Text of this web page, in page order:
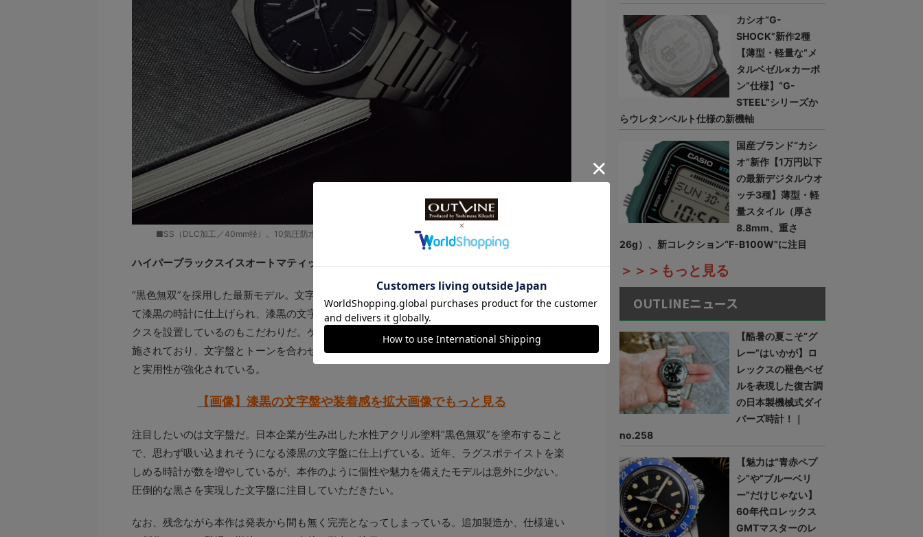
■SS（DLC加工／40mm径）。10気圧防水。自動巻き（セリタ社製Cal.SW200）。18万7000円（完売）
ハイパーブラックスイスオートマティック
“黒色無双”を採用した最新モデル。文字盤は可視光域全反射率は0.6%という特殊な塗料によっ
て漆黒の時計に仕上げられ、漆黒の文字盤に合わせて、ブラックコーティングの針とインデッ
クスを設置しているのもこだわりだ。ケースと一体型ブレスレットにはDLCブラックコートが
施されており、文字盤とトーンを合わせたオールブラックのデザインを際立たせつつ、耐傷性
と実用性が強化されている。
【画像】漆黒の文字盤や装着感を拡大画像でもっと見る
注目したいのは文字盤だ。日本企業が生み出した水性アクリル塗料“黒色無双”を塗布すること
で、思わず吸い込まれそうになる漆黒の文字盤に仕上げている。近年、ラグスポテイストを楽
しめる時計が数を増やしているが、本作のように個性や魅力を備えたモデルは意外に少ない。
圧倒的な黒さを実現した文字盤に注目していただきたい。
なお、残念ながら本作は発表から間も無く完売となってしまっている。追加製造か、仕様違い
カシオ“G-
SHOCK”新作2種
【薄型・軽量な“メ
タルベゼル×カーボ
ン”仕様】“G-
STEEL”シリーズか
らウレタンベルト仕様の新機軸
国産ブランド“カシ
オ”新作【1万円以下
の最新デジタルウオ
ッチ3種】薄型・軽
量スタイル（厚さ
8.8mm、重さ
26g）、新コレクション“F-B100W”に注目
＞＞＞もっと見る
OUTLINEニュース
【酷暑の夏こそ“グ
レー”はいかが】ロ
レックスの褪色ベゼ
ルを表現した復古調
の日本製機械式ダイ
バーズ時計！｜
no.258
【魅力は“青赤ペプ
シ”や“ブルーベリ
ー”だけじゃない】
60年代ロレックス
GMTマスターのレ